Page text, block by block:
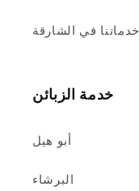
خدماتنا في الشارقة
خدمة الزبائن
أبو هيل
البرشاء